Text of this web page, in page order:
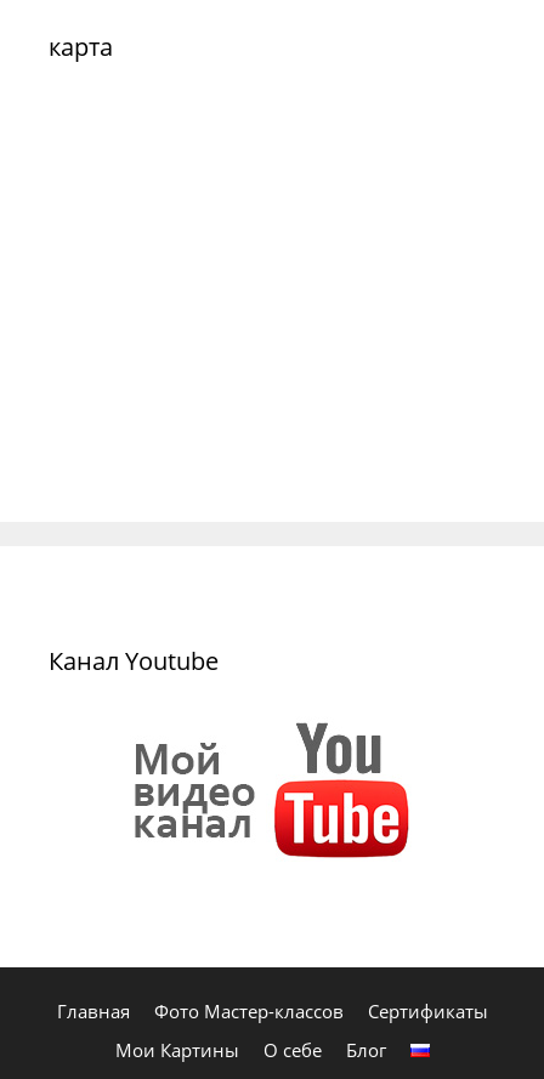
карта
Канал Youtube
Главная Фото Мастер-классов
Сертификаты
Мои Картины
О себе Блог